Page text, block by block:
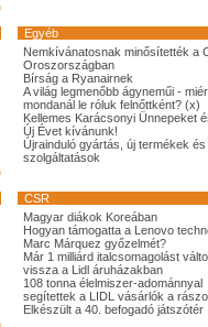
Egyéb
Nemkívánatosnak minősítették a
Oroszországban
Bírság a Ryanairnek
A világ legmenőbb ágyneműi -
mondanál le róluk felnőttként? (x)
Kellemes Karácsonyi Ünnepeket
Új Évet kívánunk!
Újrainduló gyártás, új termékek és
szolgáltatások
CSR
Magyar diákok Koreában
Hogyan támogatta a Lenovo
Marc Márquez győzelmét?
Már 1 milliárd italcsomagolást
vissza a Lidl áruházakban
108 tonna élelmiszer-adománnyal
segítettek a LIDL vásárlók a
Elkészült a 40. befogadó játszótér